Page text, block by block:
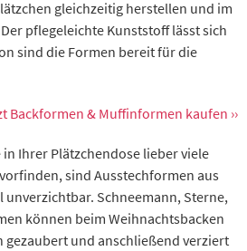
gleichzeitig herstellen und im
pflegeleichte Kunststoff lässt sich
sind die Formen bereit für die
Backformen & Muffinformen kaufen ››
in Ihrer Plätzchendose lieber viele
sind Ausstechformen aus
Schneemann, Sterne,
können beim Weihnachtsbacken
gezaubert und anschließend verziert